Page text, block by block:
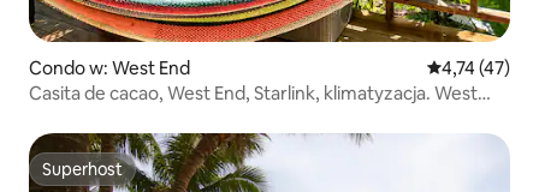
Condo w: West End Średnia
4,74 (47)
Casita de cacao, West End, Starlink, klimatyzacja. West
Superhost
Superhost